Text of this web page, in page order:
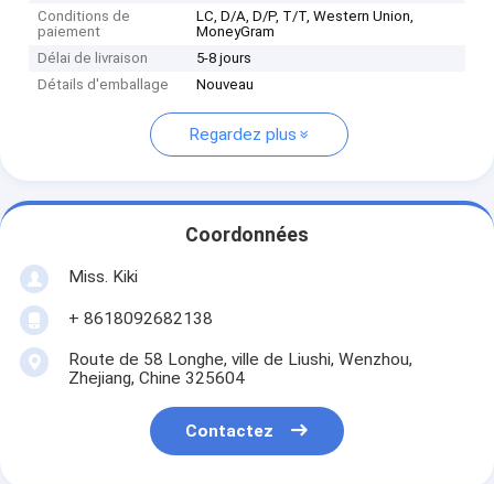
Conditions de
paiement
LC, D/A, D/P, T/T, Western Union,
MoneyGram
Délai de livraison
5-8 jours
Détails d'emballage
Nouveau
Regardez plus
Coordonnées
Miss. Kiki
+ 8618092682138
Route de 58 Longhe, ville de Liushi, Wenzhou,
Zhejiang, Chine 325604
Contactez